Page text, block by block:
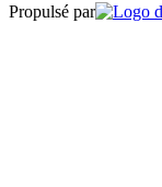
Propulsé par